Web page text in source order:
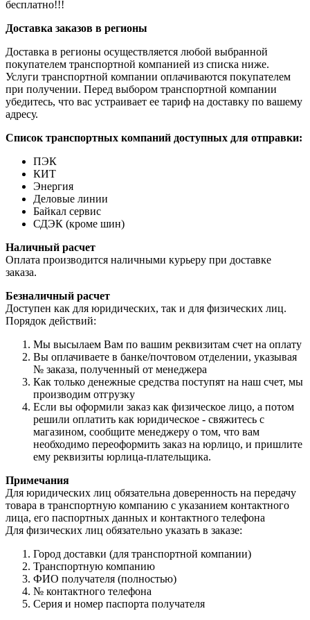
бесплатно!!!
Доставка заказов в регионы
Доставка в регионы осуществляется любой выбранной
покупателем транспортной компанией из списка ниже.
Услуги транспортной компании оплачиваются покупателем
при получении. Перед выбором транспортной компании
убедитесь, что вас устраивает ее тариф на доставку по вашему
адресу.
Список транспортных компаний доступных для отправки:
ПЭК
КИТ
Энергия
Деловые линии
Байкал сервис
СДЭК (кроме шин)
Наличный расчет
Оплата производится наличными курьеру при доставке
заказа.
Безналичный расчет
Доступен как для юридических, так и для физических лиц.
Порядок действий:
Мы высылаем Вам по вашим реквизитам счет на оплату
Вы оплачиваете в банке/почтовом отделении, указывая
№ заказа, полученный от менеджера
Как только денежные средства поступят на наш счет, мы
производим отгрузку
Если вы оформили заказ как физическое лицо, а потом
решили оплатить как юридическое - свяжитесь с
магазином, сообщите менеджеру о том, что вам
необходимо переоформить заказ на юрлицо, и пришлите
ему реквизиты юрлица-плательщика.
Примечания
Для юридических лиц обязательна доверенность на передачу
товара в транспортную компанию с указанием контактного
лица, его паспортных данных и контактного телефона
Для физических лиц обязательно указать в заказе:
Город доставки (для транспортной компании)
Транспортную компанию
ФИО получателя (полностью)
№ контактного телефона
Серия и номер паспорта получателя